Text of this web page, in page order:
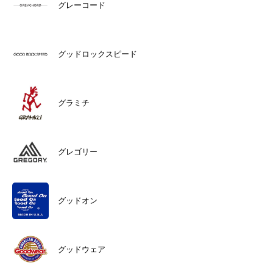
グレーコード
グッドロックスピード
グラミチ
グレゴリー
グッドオン
グッドウェア